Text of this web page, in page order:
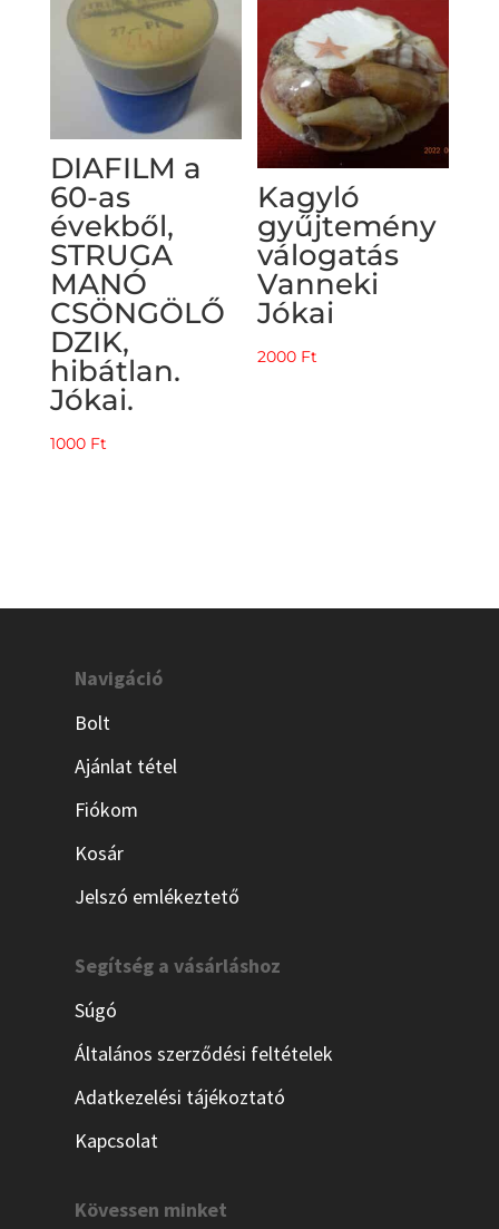
DIAFILM a
60-as
évekből,
STRUGA
MANÓ
CSÖNGÖLŐ
DZIK,
hibátlan.
Jókai.
1000 Ft
Kagyló
gyűjtemény
válogatás
Vanneki
Jókai
2000 Ft
Navigáció
Bolt
Ajánlat tétel
Fiókom
Kosár
Jelszó emlékeztető
Segítség a vásárláshoz
Súgó
Általános szerződési feltételek
Adatkezelési tájékoztató
Kapcsolat
Kövessen minket